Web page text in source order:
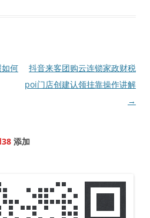
何
抖音来客团购云连锁家政财税
poi门店创建认领挂靠操作讲解
→
添加